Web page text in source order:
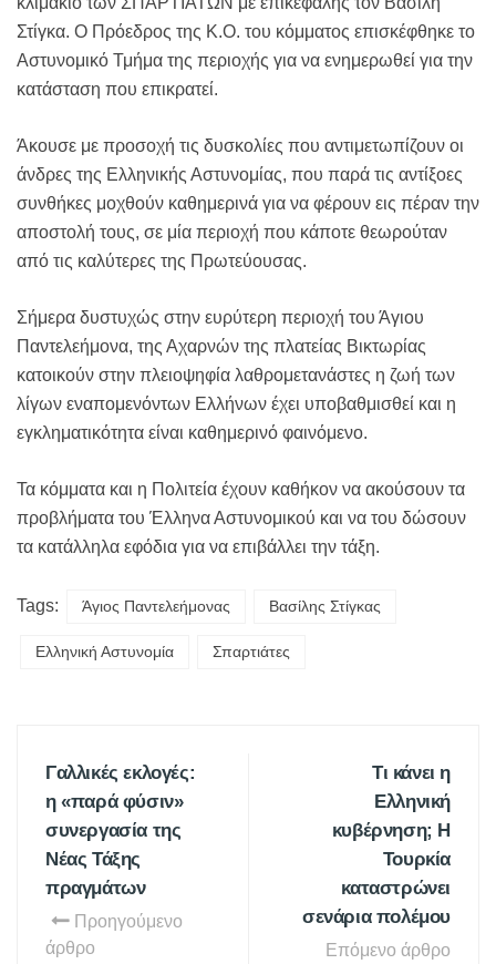
Στίγκα. Ο Πρόεδρος της Κ.Ο. του κόμματος επισκέφθηκε το
Αστυνομικό Τμήμα της περιοχής για να ενημερωθεί για την
κατάσταση που επικρατεί.
Άκουσε με προσοχή τις δυσκολίες που αντιμετωπίζουν οι
άνδρες της Ελληνικής Αστυνομίας, που παρά τις αντίξοες
συνθήκες μοχθούν καθημερινά για να φέρουν εις πέραν την
αποστολή τους, σε μία περιοχή που κάποτε θεωρούταν
από τις καλύτερες της Πρωτεύουσας.
Σήμερα δυστυχώς στην ευρύτερη περιοχή του Άγιου
Παντελεήμονα, της Αχαρνών της πλατείας Βικτωρίας
κατοικούν στην πλειοψηφία λαθρομετανάστες η ζωή των
λίγων εναπομενόντων Ελλήνων έχει υποβαθμισθεί και η
εγκληματικότητα είναι καθημερινό φαινόμενο.
Τα κόμματα και η Πολιτεία έχουν καθήκον να ακούσουν τα
προβλήματα του Έλληνα Αστυνομικού και να του δώσουν
τα κατάλληλα εφόδια για να επιβάλλει την τάξη.
Tags: Άγιος Παντελεήμονας Βασίλης Στίγκας
Ελληνική Αστυνομία Σπαρτιάτες
Γαλλικές εκλογές:
η «παρά φύσιν»
συνεργασία της
Νέας Τάξης
πραγμάτων
Προηγούμενο
άρθρο
Τι κάνει η
Ελληνική
κυβέρνηση; Η
Τουρκία
καταστρώνει
σενάρια πολέμου
Επόμενο άρθρο